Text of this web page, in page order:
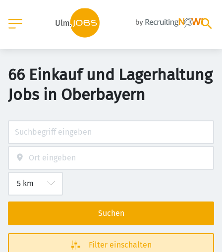
66 Einkauf und Lagerhaltung
Jobs in Oberbayern
Suchen
Filter einschalten